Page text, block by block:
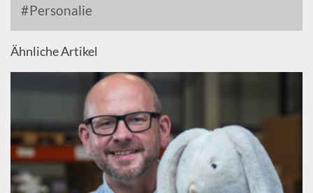
Personalie
Ähnliche Artikel